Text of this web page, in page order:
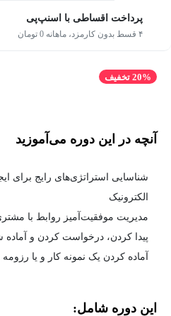
پرداخت اقساطی با اسنپ‌پی
۴ قسط بدون کارمزد، ماهانه 0 تومان
20% تخفیف
آنچه در این دوره می‌آموزید
شناسایی استراتژی‌های رایج برای
الکترونیک
مدیریت موفقیت‌آمیز روابط با
پیدا کردن، درخواست کردن و
آماده کردن یک نمونه کار و یا رزومه
این دوره شامل: